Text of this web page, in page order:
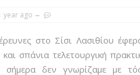
year ago
στο Σίσι Λασιθίου
σπάνια τελετουργική
δεν γνωρίζαμε με